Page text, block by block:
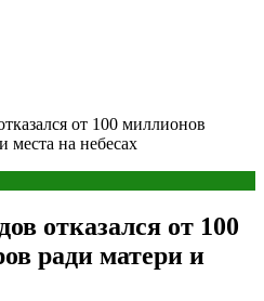
от 100 миллионов
места на небесах
отказался от 100
ради матери и